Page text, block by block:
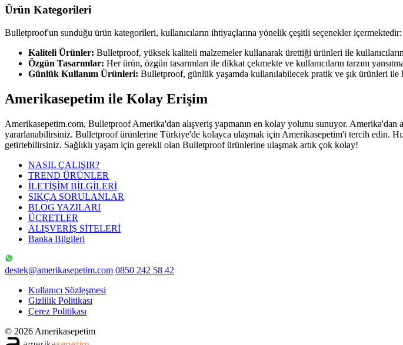
Ürün Kategorileri
Bulletproof'un sunduğu ürün kategorileri, kullanıcıların ihtiyaçlarına yönelik çeşitli seçenekler içermektedir:
Kaliteli Ürünler: Bulletproof, yüksek kaliteli malzemeler kullanarak ürettiği ürünleri ile
Özgün Tasarımlar: Her ürün, özgün tasarımları ile dikkat çekmekte ve kullanıcıların tarzını
Günlük Kullanım Ürünleri: Bulletproof, günlük yaşamda kullanılabilecek pratik ve şık ürünleri ile
Amerikasepetim ile Kolay Erişim
Amerikasepetim.com, Bulletproof Amerika'dan alışveriş yapmanın en kolay yolunu sunuyor. Amerika'dan
yararlanabilirsiniz. Bulletproof ürünlerine Türkiye'de kolayca ulaşmak için Amerikasepetim'i tercih edin.
getirtebilirsiniz. Sağlıklı yaşam için gerekli olan Bulletproof ürünlerine ulaşmak artık çok kolay!
NASIL ÇALIŞIR?
TREND ÜRÜNLER
İLETİŞİM BİLGİLERİ
SIKÇA SORULANLAR
BLOG YAZILARI
ÜCRETLER
ALIŞVERİŞ SİTELERİ
Banka Bilgileri
destek@amerikasepetim.com 0850 242 58 42
Kullanıcı Sözleşmesi
Gizlilik Politikası
Çerez Politikası
© 2026 Amerikasepetim